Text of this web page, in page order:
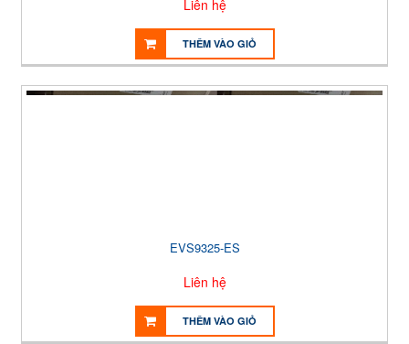
Liên hệ
THÊM VÀO GIỎ
EVS9325-ES
Liên hệ
THÊM VÀO GIỎ